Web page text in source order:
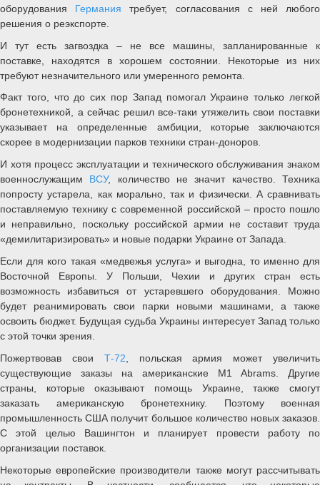
оборудования Германиятребует, согласования с ней любого
решения о реэкспорте.
И тут есть загвоздка – не все машины, запланированные к
поставке, находятся в хорошем состоянии. Некоторые из них
требуют незначительного или умеренного ремонта.
Факт того, что до сих пор Запад помогал Украине только легкой
бронетехникой, а сейчас решил все-таки утяжелить свои поставки
указывает на определенные амбиции, которые заключаются
скорее в модернизации парков техники стран-доноров.
И хотя процесс эксплуатации и технического обслуживания знаком
военнослужащим ВСУ, количество не значит качество. Техника
попросту устарела, как морально, так и физически. А сравнивать
поставляемую технику с современной российской – просто пошло
и неправильно, поскольку российской армии не составит труда
«демилитаризировать» и новые подарки Украине от Запада.
Если для кого такая «медвежья услуга» и выгодна, то именно для
Восточной Европы. У Польши, Чехии и других стран есть
возможность избавиться от устаревшего оборудования. Можно
будет реанимировать свои парки новыми машинами, а также
освоить бюджет. Будущая судьба Украины интересует Запад только
с этой точки зрения.
Пожертвовав свои Т-72 , польская армия может увеличить
существующие заказы на американские M1 Abrams. Другие
страны, которые оказывают помощь Украине, также смогут
заказать американскую бронетехнику. Поэтому военная
промышленность США получит большое количество новых заказов.
С этой целью Вашингтон и планирует провести работу по
организации поставок.
Некоторые европейские производители также могут рассчитывать